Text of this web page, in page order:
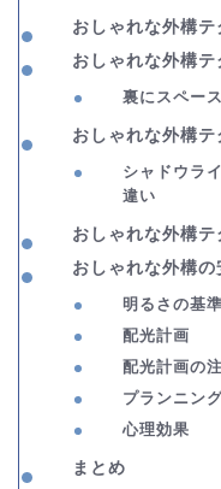
おしゃれな外構テ
おしゃれな外構テ
裏にスペー
おしゃれな外構テ
シャドウラ
違い
おしゃれな外構テ
おしゃれな外構
明るさの基準
配光計画
配光計画の
プランニン
心理効果
まとめ